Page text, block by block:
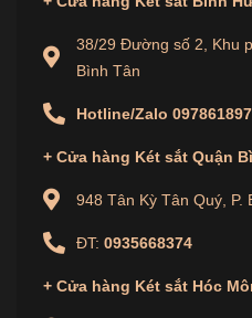
Sản phẩm được
giao đến tay khách
toàn cao.
4.2. Chính Sách Bảo
Bảo hành lên đến 24
sửa chữa và thay
luôn sẵn sàng giải
38/29 Đường số 2, Khu
Bình Tân
Hotline/Zalo
+ Cửa hàng Két sắt Quận
948 Tân Kỳ Tân Quý, P.
ĐT: 0935668374
+ Cửa hàng Két sắt Hóc